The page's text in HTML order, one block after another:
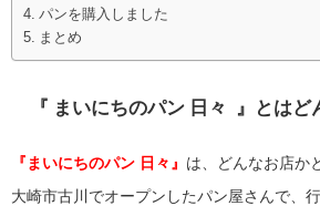
パンを購入しました
まとめ
『 まいにちのパン 日々 』とはど
『 まいにちのパン 日々 』 は、どんなお店か
大崎市古川でオープンしたパン屋さんで、